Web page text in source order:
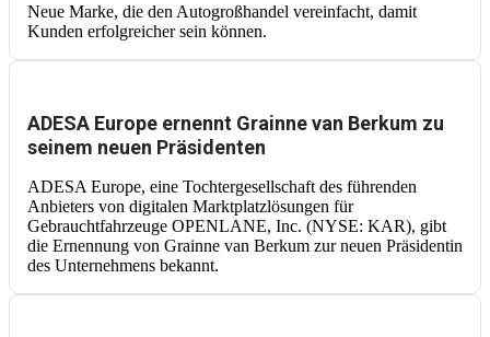
Neue Marke, die den Autogroßhandel vereinfacht, damit
Kunden erfolgreicher sein können.
ADESA Europe ernennt Grainne van Berkum zu
seinem neuen Präsidenten
ADESA Europe, eine Tochtergesellschaft des führenden
Anbieters von digitalen Marktplatzlösungen für
Gebrauchtfahrzeuge OPENLANE, Inc. (NYSE: KAR), gibt
die Ernennung von Grainne van Berkum zur neuen Präsidentin
des Unternehmens bekannt.